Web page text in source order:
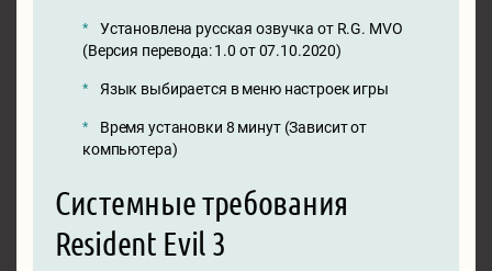
Установлена русская озвучка от R.G. MVO
(Версия перевода: 1.0 от 07.10.2020)
Язык выбирается в меню настроек игры
Время установки 8 минут (Зависит от
компьютера)
Системные требования
Resident Evil 3